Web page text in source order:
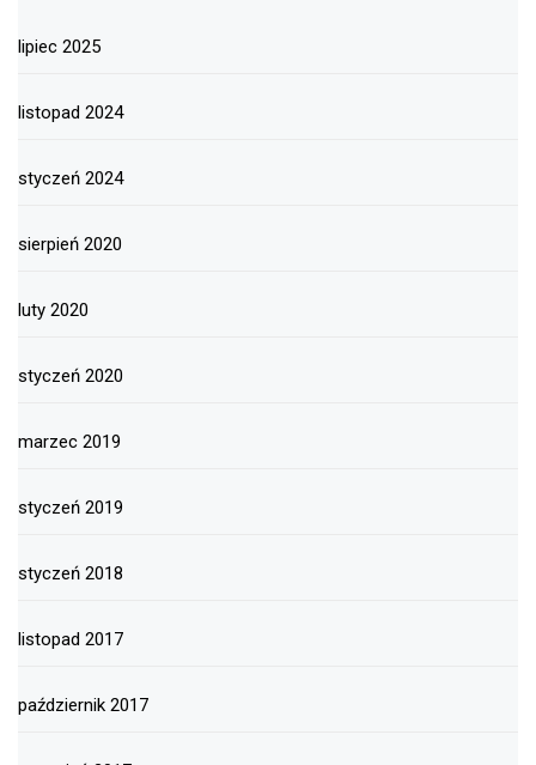
lipiec 2025
listopad 2024
styczeń 2024
sierpień 2020
luty 2020
styczeń 2020
marzec 2019
styczeń 2019
styczeń 2018
listopad 2017
październik 2017